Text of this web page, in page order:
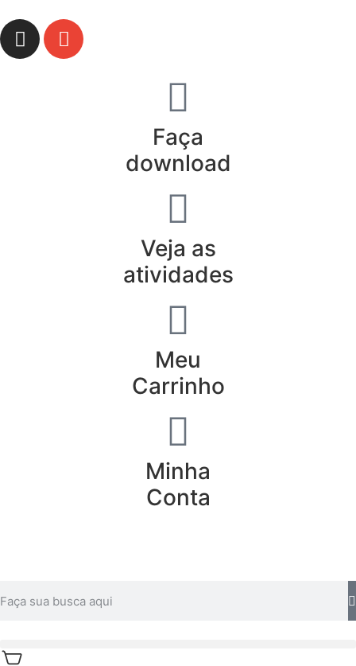
Faça
download
Veja as
atividades
Meu
Carrinho
Minha
Conta